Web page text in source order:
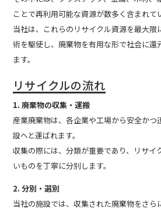
ことで再利用可能な資源が数多く含まれて
当社は、これらのリサイクル資源を最大限
術を駆使し、廃棄物を有用な形で社会に還
ます。
リサイクルの流れ
1. 廃棄物の収集・運搬
産業廃棄物は、各企業や工場から安全か
設へと運ばれます。
収集の際には、分類が重要であり、リサイ
いものを丁寧に分別します。
2. 分別・選別
当社の施設では、収集された廃棄物をさ